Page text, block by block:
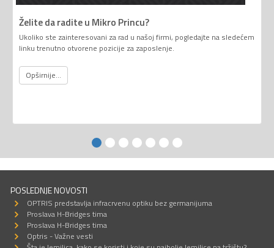
Želite da radite u Mikro Princu?
Ukoliko ste zainteresovani za rad u našoj firmi, pogledajte na sledećem
linku trenutno otvorene pozicije za zaposlenje.
Opširnije...
POSLEDNJE NOVOSTI
OPTRIS predstavlja infracrvenu optiku bez germanijuma
Proslava H-Bridges tima
Proslava H-Bridges tima
Optris - Važne vesti